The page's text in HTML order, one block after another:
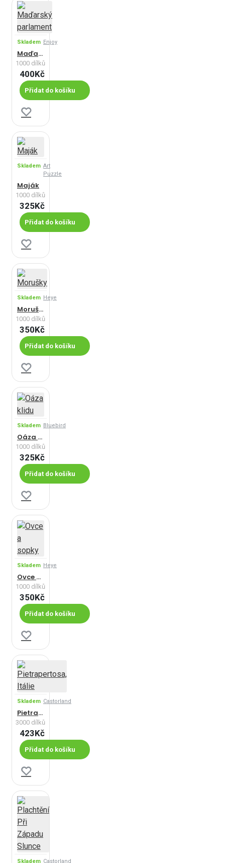
Skladem Enjoy
Maďarský parlament
1000 dílků
400Kč
Přidat do košíku
Skladem Art
Puzzle
Maják
1000 dílků
325Kč
Přidat do košíku
Skladem Heye
Morušky
1000 dílků
350Kč
Přidat do košíku
Skladem Bluebird
Oáza klidu
1000 dílků
325Kč
Přidat do košíku
Skladem Heye
Ovce a sopky
1000 dílků
350Kč
Přidat do košíku
Skladem Castorland
Pietrapertosa, Itálie
3000 dílků
423Kč
Přidat do košíku
Skladem Castorland